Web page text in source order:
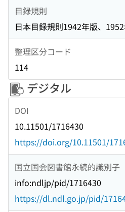
目録規則
日本目録規則1942年版、
整理区分コード
114
デジタル
DOI
10.11501/1716430
https://doi.org/10.11501/
国立国会図書館永続的識別子
info:ndljp/pid/1716430
https://dl.ndl.go.jp/pid/